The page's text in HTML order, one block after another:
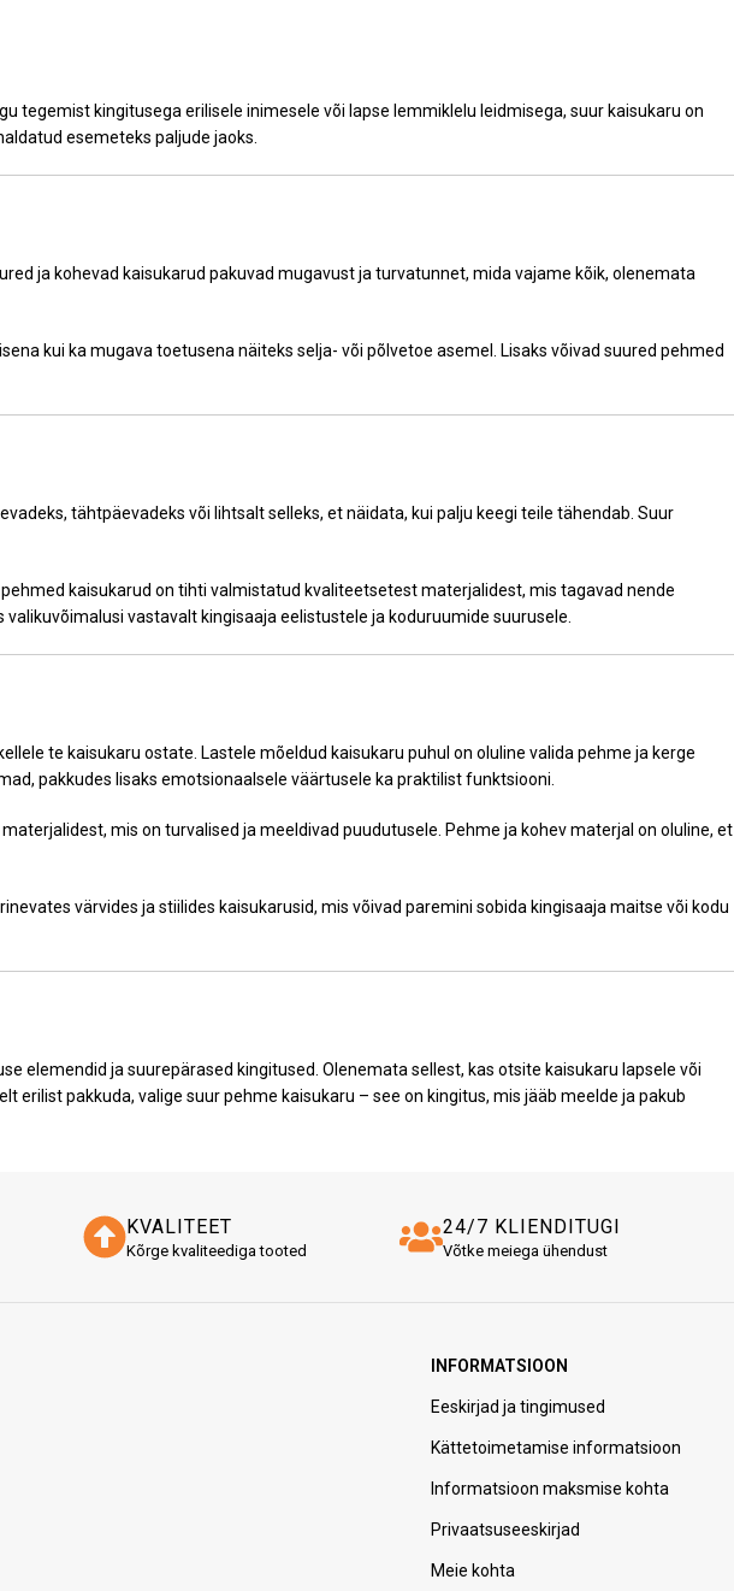
tegemist kingitusega erilisele inimesele või lapse lemmiklelu leidmisega, suur kaisukaru on
esemeteks paljude jaoks.
ja kohevad kaisukarud pakuvad mugavust ja turvatunnet, mida vajame kõik, olenemata
kui ka mugava toetusena näiteks selja- või põlvetoe asemel. Lisaks võivad suured pehmed
tähtpäevadeks või lihtsalt selleks, et näidata, kui palju keegi teile tähendab. Suur
kaisukarud on tihti valmistatud kvaliteetsetest materjalidest, mis tagavad nende
vastavalt kingisaaja eelistustele ja koduruumide suurusele.
te kaisukaru ostate. Lastele mõeldud kaisukaru puhul on oluline valida pehme ja kerge
pakkudes lisaks emotsionaalsele väärtusele ka praktilist funktsiooni.
mis on turvalised ja meeldivad puudutusele. Pehme ja kohev materjal on oluline, et
värvides ja stiilides kaisukarusid, mis võivad paremini sobida kingisaaja maitse või kodu
elemendid ja suurepärased kingitused. Olenemata sellest, kas otsite kaisukaru lapsele või
pakkuda, valige suur pehme kaisukaru – see on kingitus, mis jääb meelde ja pakub
KVALITEET
Kõrge kvaliteediga tooted
24/7 KLIENDITUGI
Võtke meiega ühendust
INFORMATSIOON
Eeskirjad ja tingimused
Kättetoimetamise informatsioon
Informatsioon maksmise kohta
Privaatsuseeskirjad
Meie kohta